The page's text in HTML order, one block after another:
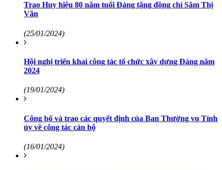
Trao Huy hiệu 80 năm tuổi Đảng tặng đồng chí Sằm Thị
Văn
(25/01/2024)
Hội nghị triển khai công tác tổ chức xây dựng Đảng năm
2024
(19/01/2024)
Công bố và trao các quyết định của Ban Thường vụ Tỉnh
ủy về công tác cán bộ
(16/01/2024)